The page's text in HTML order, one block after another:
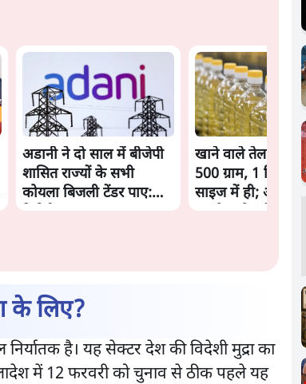
अडानी ने दो साल में बीजेपी
शासित राज्यों के सभी
कोयला बिजली टेंडर पाए:
खाने वाले तेल के
500 ग्राम, 1 किलो
साइज में ही; अनजाने
के लिए?
है। यह सेक्टर देश की विदेशी मुद्रा का
में 12 फरवरी को चुनाव से ठीक पहले यह